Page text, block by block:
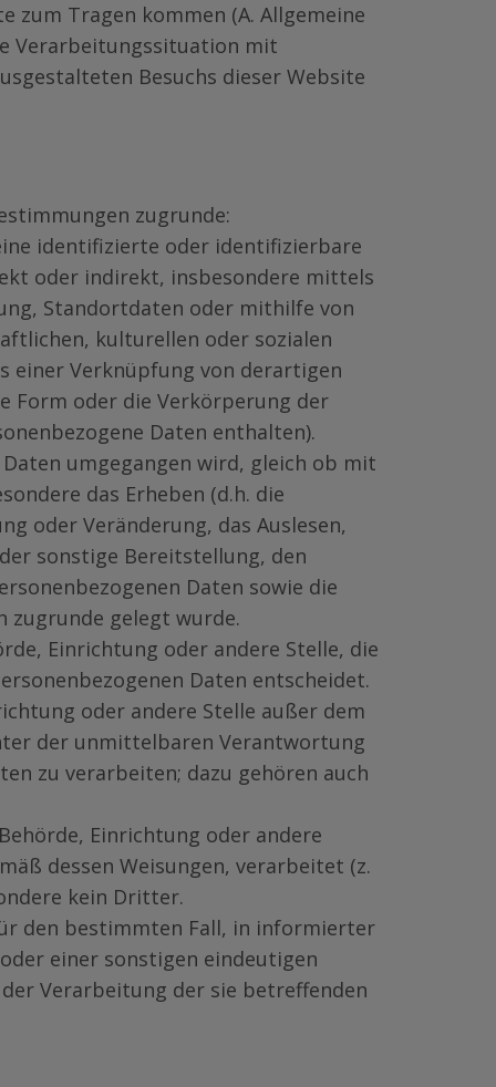
zum Tragen kommen (A. Allgemeine
Verarbeitungssituation mit
Besuchs dieser Website
zugrunde:
identifizierte oder identifizierbare
oder indirekt, insbesondere mittels
Standortdaten oder mithilfe von
kulturellen oder sozialen
einer Verknüpfung von derartigen
Form oder die Verkörperung der
Daten enthalten).
umgegangen wird, gleich ob mit
das Erheben (d.h. die
oder Veränderung, das Auslesen,
sonstige Bereitstellung, den
Daten sowie die
zugrunde gelegt wurde.
Einrichtung oder andere Stelle, die
Daten entscheidet.
oder andere Stelle außer dem
der unmittelbaren Verantwortung
zu verarbeiten; dazu gehören auch
Einrichtung oder andere
dessen Weisungen, verarbeitet (z.
kein Dritter.
den bestimmten Fall, in informierter
einer sonstigen eindeutigen
Verarbeitung der sie betreffenden